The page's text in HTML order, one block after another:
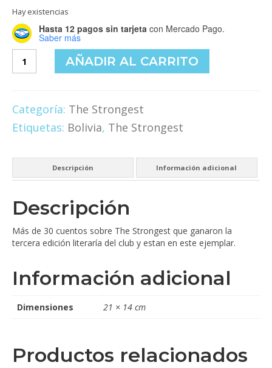
Hay existencias
Hasta 12 pagos sin tarjeta con Mercado Pago.
Saber más
cuentos
edición)
cantidad
AÑADIR AL CARRITO
Categoría: The Strongest
Etiquetas: Bolivia, The Strongest
Descripción Información adicional
Descripción
Más de 30 cuentos sobre The Strongest que ganaron la
tercera edición literaría del club y estan en este ejemplar.
Información adicional
Dimensiones 21 × 14 cm
Productos relacionados